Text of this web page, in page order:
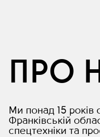
ПРО
Ми понад 15 років
Франківській
спецтехніки та